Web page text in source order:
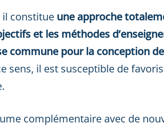
il constitue une approche
et les méthodes
commune pour la conception
sens, il est susceptible de
complémentaire avec de